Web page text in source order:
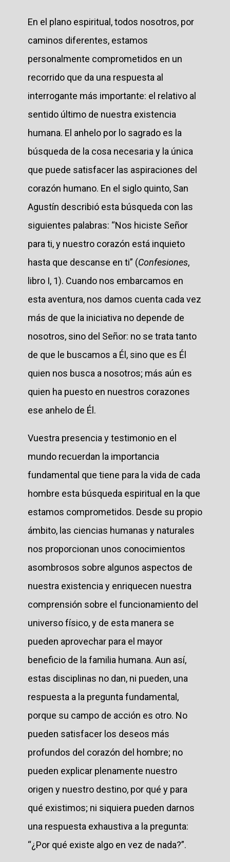
En el plano espiritual, todos nosotros, por
caminos diferentes, estamos
personalmente comprometidos en un
recorrido que da una respuesta al
interrogante más importante: el relativo al
sentido último de nuestra existencia
humana. El anhelo por lo sagrado es la
búsqueda de la cosa necesaria y la única
que puede satisfacer las aspiraciones del
corazón humano. En el siglo quinto, San
Agustín describió esta búsqueda con las
siguientes palabras: “Nos hiciste Señor
para ti, y nuestro corazón está inquieto
hasta que descanse en ti” (Confesiones,
libro I, 1). Cuando nos embarcamos en
esta aventura, nos damos cuenta cada vez
más de que la iniciativa no depende de
nosotros, sino del Señor: no se trata tanto
de que le buscamos a Él, sino que es Él
quien nos busca a nosotros; más aún es
quien ha puesto en nuestros corazones
ese anhelo de Él.
Vuestra presencia y testimonio en el
mundo recuerdan la importancia
fundamental que tiene para la vida de cada
hombre esta búsqueda espiritual en la que
estamos comprometidos. Desde su propio
ámbito, las ciencias humanas y naturales
nos proporcionan unos conocimientos
asombrosos sobre algunos aspectos de
nuestra existencia y enriquecen nuestra
comprensión sobre el funcionamiento del
universo físico, y de esta manera se
pueden aprovechar para el mayor
beneficio de la familia humana. Aun así,
estas disciplinas no dan, ni pueden, una
respuesta a la pregunta fundamental,
porque su campo de acción es otro. No
pueden satisfacer los deseos más
profundos del corazón del hombre; no
pueden explicar plenamente nuestro
origen y nuestro destino, por qué y para
qué existimos; ni siquiera pueden darnos
una respuesta exhaustiva a la pregunta:
“¿Por qué existe algo en vez de nada?”.